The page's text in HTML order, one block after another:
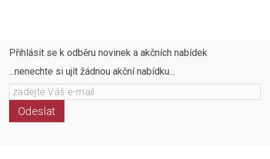
Přihlásit se k odběru novinek a akčních nabídek
...nenechte si ujít žádnou akční nabídku...
Odeslat